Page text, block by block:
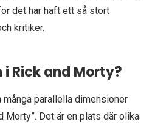
det har haft ett så stort
kritiker.
Rick and Morty?
många parallella dimensioner
Morty”. Det är en plats där olika